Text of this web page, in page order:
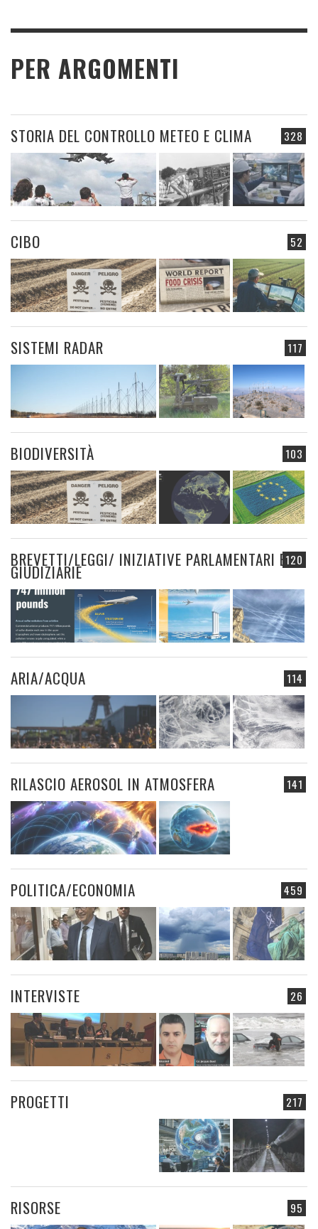
PER ARGOMENTI
328
STORIA DEL CONTROLLO METEO E CLIMA
52
CIBO
117
SISTEMI RADAR
103
BIODIVERSITÀ
120
BREVETTI/LEGGI/ INIZIATIVE PARLAMENTARI E
GIUDIZIARIE
114
ARIA/ACQUA
141
RILASCIO AEROSOL IN ATMOSFERA
459
POLITICA/ECONOMIA
26
INTERVISTE
217
PROGETTI
95
RISORSE